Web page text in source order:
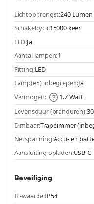
Lichtopbrengst:240 Lumen
Schakelcycli:15000 keer
LED:Ja
Aantal lampen:1
Fitting:LED
Lamp(en) inbegrepen:Ja
Vermogen:
1.7 Watt
Levensduur (branduren):
Dimbaar:Trapdimmer
Netspanning:Accu- en
Aansluiting opladen:USB-C
Beveiliging
IP-waarde:IP54